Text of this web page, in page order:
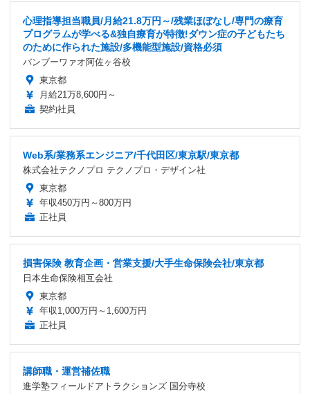
心理指導担当職員/月給21.8万円～/残業ほぼなし/専門の療育
プログラムが学べる&独自療育が特徴!ダウン症の子どもたち
のために作られた施設/多機能型施設/資格必須
バンブーワァオ阿佐ヶ谷校
東京都
月給21万8,600円～
契約社員
Web系/業務系エンジニア/千代田区/東京駅/東京都
株式会社テクノプロ テクノプロ・デザイン社
東京都
年収450万円～800万円
正社員
損害保険 教育企画・営業支援/大手生命保険会社/東京都
日本生命保険相互会社
東京都
年収1,000万円～1,600万円
正社員
講師職・運営補佐職
進学塾フィールドアトラクションズ 国分寺校